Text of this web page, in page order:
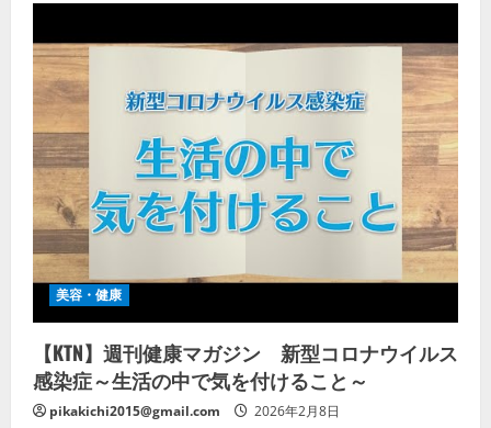
美容・健康
【KTN】週刊健康マガジン 新型コロナウイルス
感染症～生活の中で気を付けること～
pikakichi2015@gmail.com 2026年2月8日